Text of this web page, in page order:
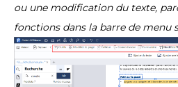
ou une modification du texte,
fonctions dans la barre de menu